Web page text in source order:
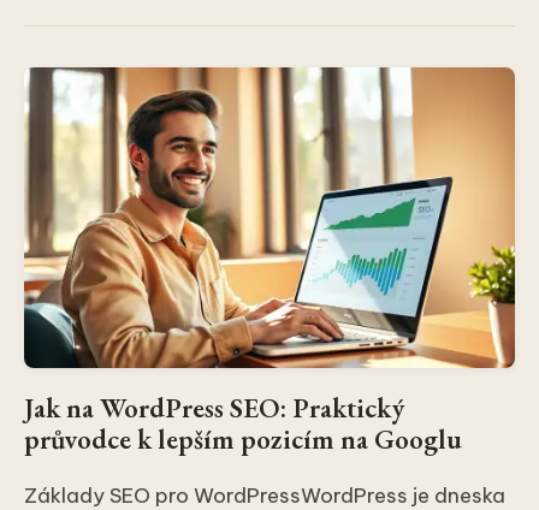
Jak na WordPress SEO: Praktický
průvodce k lepším pozicím na Googlu
Základy SEO pro WordPressWordPress je dneska